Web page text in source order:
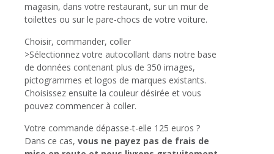
magasin, dans votre restaurant, sur un mur de
toilettes ou sur le pare-chocs de votre voiture.
Choisir, commander, coller
>Sélectionnez votre autocollant dans notre base
de données contenant plus de 350 images,
pictogrammes et logos de marques existants.
Choisissez ensuite la couleur désirée et vous
pouvez commencer à coller.
Votre commande dépasse-t-elle 125 euros ?
Dans ce cas,vous ne payez pas de frais de